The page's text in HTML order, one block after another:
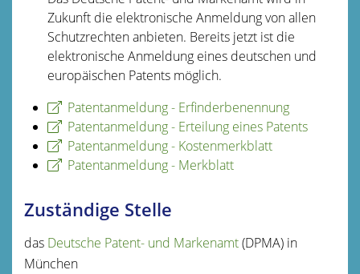
Zukunft die elektronische Anmeldung von allen
Schutzrechten anbieten. Bereits jetzt ist die
elektronische Anmeldung eines deutschen und
europäischen Patents möglich.
Patentanmeldung - Erfinderbenennung
Patentanmeldung - Erteilung eines Patents
Patentanmeldung - Kostenmerkblatt
Patentanmeldung - Merkblatt
Zuständige Stelle
das Deutsche Patent- und Markenamt(DPMA) in
München